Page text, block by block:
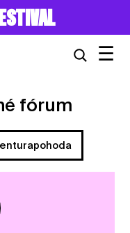
☰
fórum